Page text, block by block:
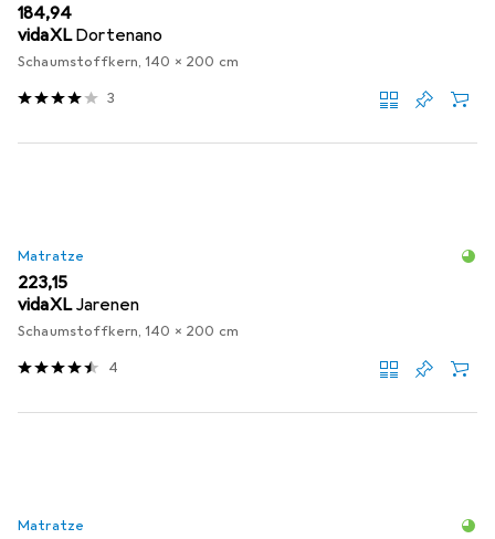
EUR
184,94
vidaXL Dortenano
Schaumstoffkern, 140 x 200 cm
3
Matratze
EUR
223,15
vidaXL Jarenen
Schaumstoffkern, 140 x 200 cm
4
Matratze